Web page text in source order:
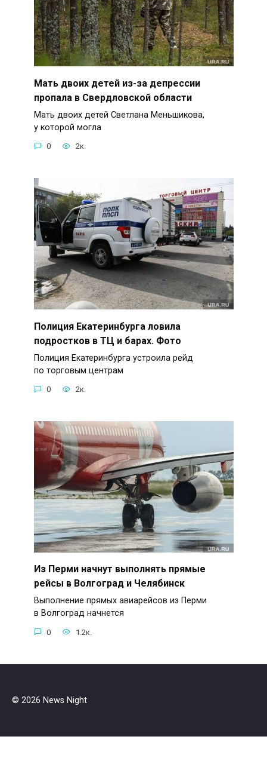
Мать двоих детей из-за депрессии
пропала в Свердловской области
Мать двоих детей Светлана Меньшикова,
у которой могла
0 2к.
Полиция Екатеринбурга ловила
подростков в ТЦ и барах. Фото
Полиция Екатеринбурга устроила рейд
по торговым центрам
0 2к.
Из Перми начнут выполнять прямые
рейсы в Волгоград и Челябинск
Выполнение прямых авиарейсов из Перми
в Волгоград начнется
0 1.2к.
© 2026 News Night